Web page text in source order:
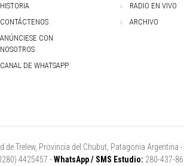
HISTORIA
CONTÁCTENOS
ANÚNCIESE CON
NOSOTROS
CANAL DE WHATSAPP
RADIO EN VIVO
ARCHIVO
de Trelew, Provincia del Chubut, Patagonia Argentina
4425457 - WhatsApp / SMS Estudio: 280-437-